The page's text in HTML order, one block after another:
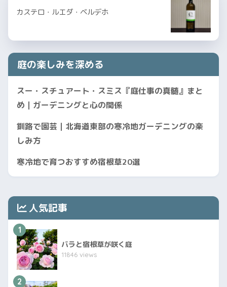
カステロ・ルエダ・ベルデホ
庭の楽しみを深める
スー・スチュアート・スミス『庭仕事の真髄』まと
め｜ガーデニングと心の関係
釧路で園芸｜北海道東部の寒冷地ガーデニングの楽
しみ方
寒冷地で育つおすすめ宿根草20選
人気記事
1
バラと宿根草が咲く庭
11846 views
2